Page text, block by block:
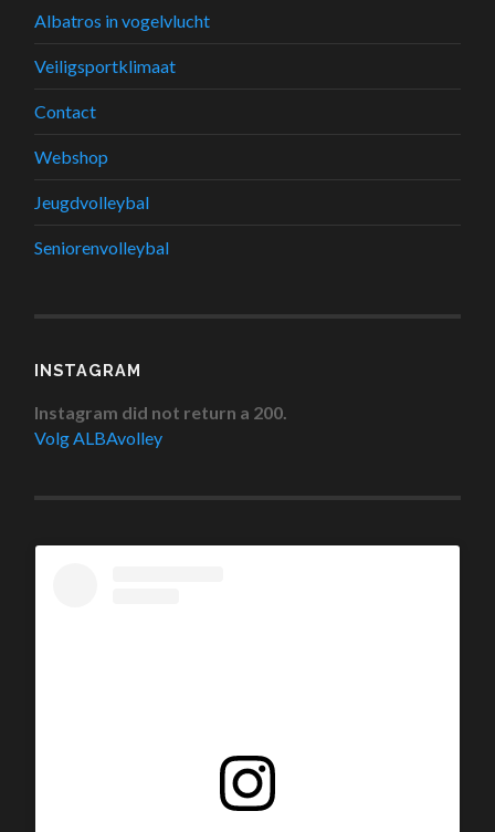
Albatros in vogelvlucht
Veiligsportklimaat
Contact
Webshop
Jeugdvolleybal
Seniorenvolleybal
INSTAGRAM
Instagram did not return a 200.
Volg ALBAvolley